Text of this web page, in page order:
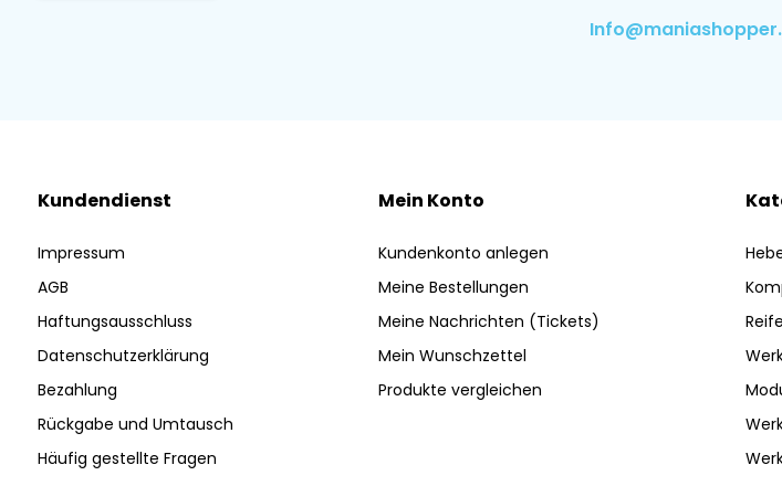
Kundendienst
Impressum
AGB
Haftungsausschluss
Datenschutzerklärung
Bezahlung
Rückgabe und Umtausch
Häufig gestellte Fragen
Mein Konto
Kundenkonto anlegen
Meine Bestellungen
Meine Nachrichten (Tickets)
Mein Wunschzettel
Produkte vergleichen